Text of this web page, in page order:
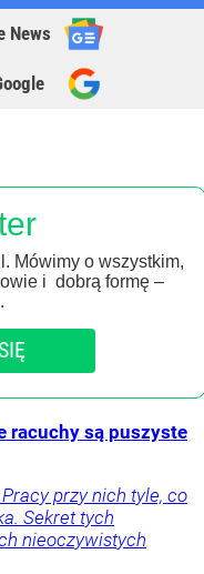
News
Mówimy o wszystkim,
i dobrą formę –
racuchy są puszyste
przy nich tyle, co
Sekret tych
nieoczywistych